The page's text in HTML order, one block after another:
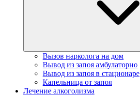
Вызов нарколога на дом
Вывод из запоя амбулаторно
Вывод из запоя в стационаре
Капельница от запоя
Лечение алкоголизма